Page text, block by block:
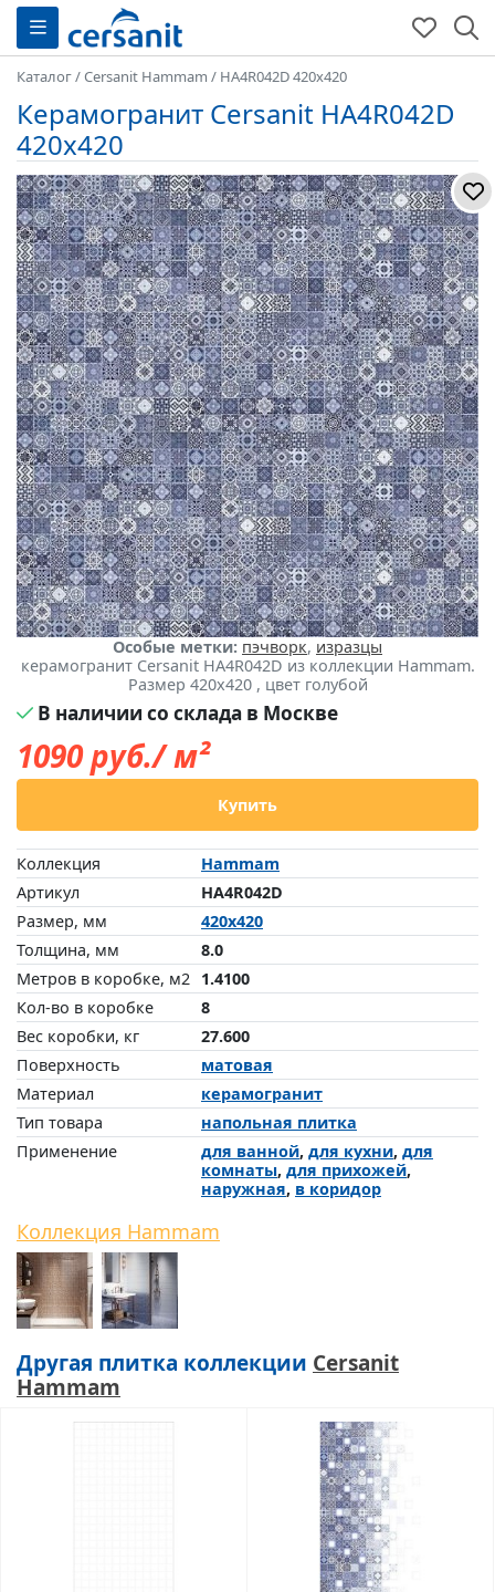
Каталог/Cersanit Hammam / HA4R042D 420x420
Керамогранит Cersanit HA4R042D
420x420
Особые метки: пэчворк, изразцы
керамогранит Cersanit HA4R042D из коллекции Hammam.
Размер 420x420 , цвет голубой
В наличии со склада в Москве
1090руб./ м²
Купить
Коллекция
Hammam
Артикул
HA4R042D
Размер, мм
420x420
Толщина, мм
8.0
Метров в коробке, м2 1.4100
Кол-во в коробке
8
Вес коробки, кг
27.600
Поверхность
матовая
Материал
керамогранит
Тип товара
напольная плитка
Применение
для ванной, для кухни, для
комнаты, для прихожей,
наружная, в коридор
Коллекция Hammam
Другая плитка коллекции Cersanit
Hammam